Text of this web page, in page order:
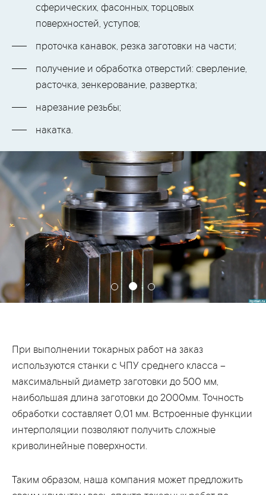
сферических, фасонных, торцовых
поверхностей, уступов;
проточка канавок, резка заготовки на части;
получение и обработка отверстий: сверление,
расточка, зенкерование, развертка;
нарезание резьбы;
накатка.
При выполнении токарных работ на заказ
используются станки с ЧПУ среднего класса –
максимальный диаметр заготовки до 500 мм,
наибольшая длина заготовки до 2000мм. Точность
обработки составляет 0,01 мм. Встроенные функции
интерполяции позволяют получить сложные
криволинейные поверхности.
Таким образом, наша компания может предложить